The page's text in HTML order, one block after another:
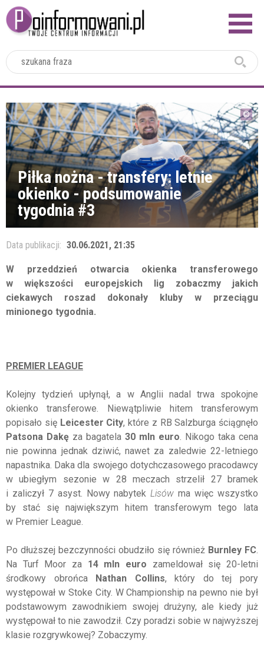
Piłka nożna - transfery: letnie
okienko - podsumowanie
tygodnia #3
Data publikacji: 30.06.2021, 21:35
W przeddzień otwarcia okienka transferowego
w większości europejskich lig zobaczmy jakich
ciekawych roszad dokonały kluby w przeciągu
minionego tygodnia.
PREMIER LEAGUE
Kolejny tydzień upłynął, a w Anglii nadal trwa spokojne
okienko transferowe. Niewątpliwie hitem transferowym
popisało się Leicester City, które z RB Salzburga ściągnęło
Patsona Dakę za bagatela 30 mln euro . Nikogo taka cena
nie powinna jednak dziwić, nawet za zaledwie 22-letniego
napastnika. Daka dla swojego dotychczasowego pracodawcy
w ubiegłym sezonie w 28 meczach strzelił 27 bramek
i zaliczył 7 asyst. Nowy nabytekLisów ma więc wszystko
by stać się największym hitem transferowym tego lata
w Premier League.
Po dłuższej bezczynności obudziło się również Burnley FC
Na Turf Moor za 14 mln euro zameldował się 20-letni
środkowy obrońca Nathan Collins, który do tej pory
występował w Stoke City. W Championship na pewno nie był
podstawowym zawodnikiem swojej drużyny, ale kiedy już
występował to nie zawodził. Czy poradzi sobie w najwyższej
klasie rozgrywkowej? Zobaczymy.